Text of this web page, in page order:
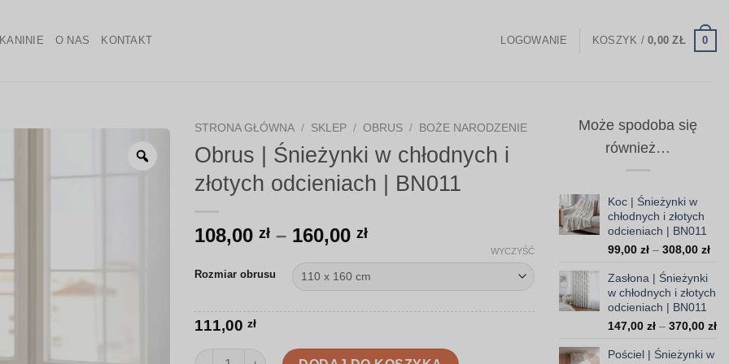
O NAS KONTAKT LOGOWANIE KOSZYK /0,00ZŁ 0
Zoom
STRONA GŁÓWNA / SKLEP / OBRUS / BOŻE NARODZENIE
Obrus | Śnieżynki w chłodnych i
złotych odcieniach | BN011
108,00 zł – 160,00 złZakres
od
108,00 zł
do
Rozmiar obrusu
WYCZYŚĆ
111,00 zł
ilość Obrus | Śnieżynki w chłodnych i złotych odcieniach | BN011
Może spodoba się
również…
Koc | Śnieżynki w
chłodnych i złotych
odcieniach | BN011
99,00 zł – 308,00 zł
Zasłona | Śnieżynki
w chłodnych i złotych
odcieniach | BN011
147,00 zł – 370,00 zł
Pościel | Śnieżynki w